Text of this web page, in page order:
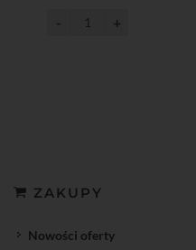
ZAKUPY
Nowości oferty